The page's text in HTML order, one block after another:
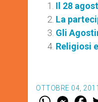
Il 28
La
Gli
Religiosi
OTTOBRE 04,
W M F